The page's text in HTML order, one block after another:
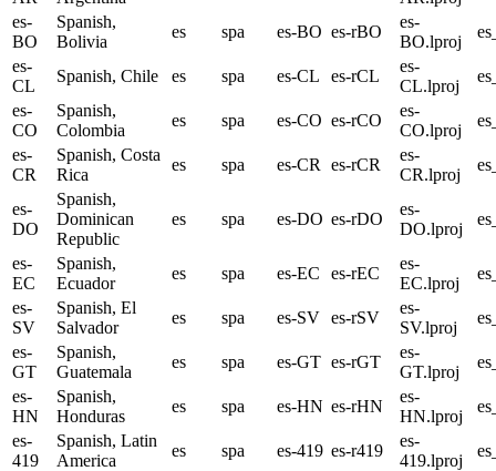
es-
BO
Spanish,
Bolivia
es spa es-BO es-rBO
es-
BO.lproj
es-
CL
Spanish, Chile es spa es-CL es-rCL
es-
CL.lproj
es-
CO
Spanish,
Colombia
es spa es-CO es-rCO
es-
CO.lproj
es-
CR
Spanish, Costa
Rica
es spa es-CR es-rCR
es-
CR.lproj
es-
DO
Spanish,
Dominican
Republic
es spa es-DO es-rDO
es-
DO.lproj
es-
EC
Spanish,
Ecuador
es spa es-EC es-rEC
es-
EC.lproj
es-
SV
Spanish, El
Salvador
es spa es-SV es-rSV
es-
SV.lproj
es-
GT
Spanish,
Guatemala
es spa es-GT es-rGT
es-
GT.lproj
es-
HN
Spanish,
Honduras
es spa es-HN es-rHN
es-
HN.lproj
es-
419
Spanish, Latin
America
es spa es-419 es-r419
es-
419.lproj